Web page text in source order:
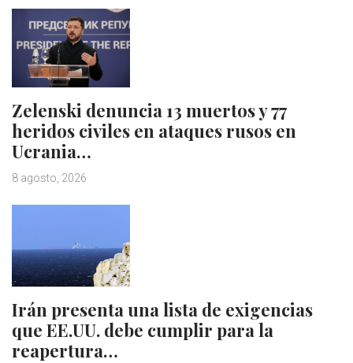
Zelenski denuncia 13 muertos y 77
heridos civiles en ataques rusos en
Ucrania…
8 agosto, 2026
Irán presenta una lista de exigencias
que EE.UU. debe cumplir para la
reapertura…